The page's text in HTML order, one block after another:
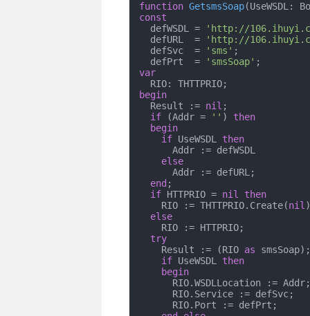
function GetsmsSoap(UseWSDL:
const
  defWSDL =
'http://
  defURL  =
'http://
  defSvc  =
'sms' ;
  defPrt  =
'smsSoap'
var
begin
  Result :=
nil ;
if (Addr = '' ) then
begin
if UseWSDL then
      Addr := defWSDL
else
      Addr := defURL;
end ;
if HTTPRIO = nil
then
    RIO := THTTPRIO.Create(
nil
else
try
    Result := (RIO
as
if UseWSDL then
begin